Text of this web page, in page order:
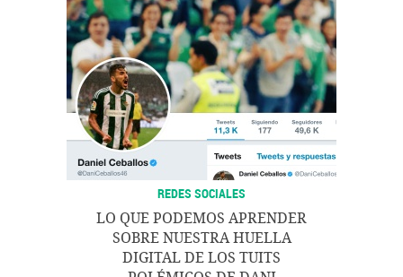
REDES SOCIALES
LO QUE PODEMOS APRENDER
SOBRE NUESTRA HUELLA
DIGITAL DE LOS TUITS